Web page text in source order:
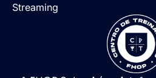
Streaming